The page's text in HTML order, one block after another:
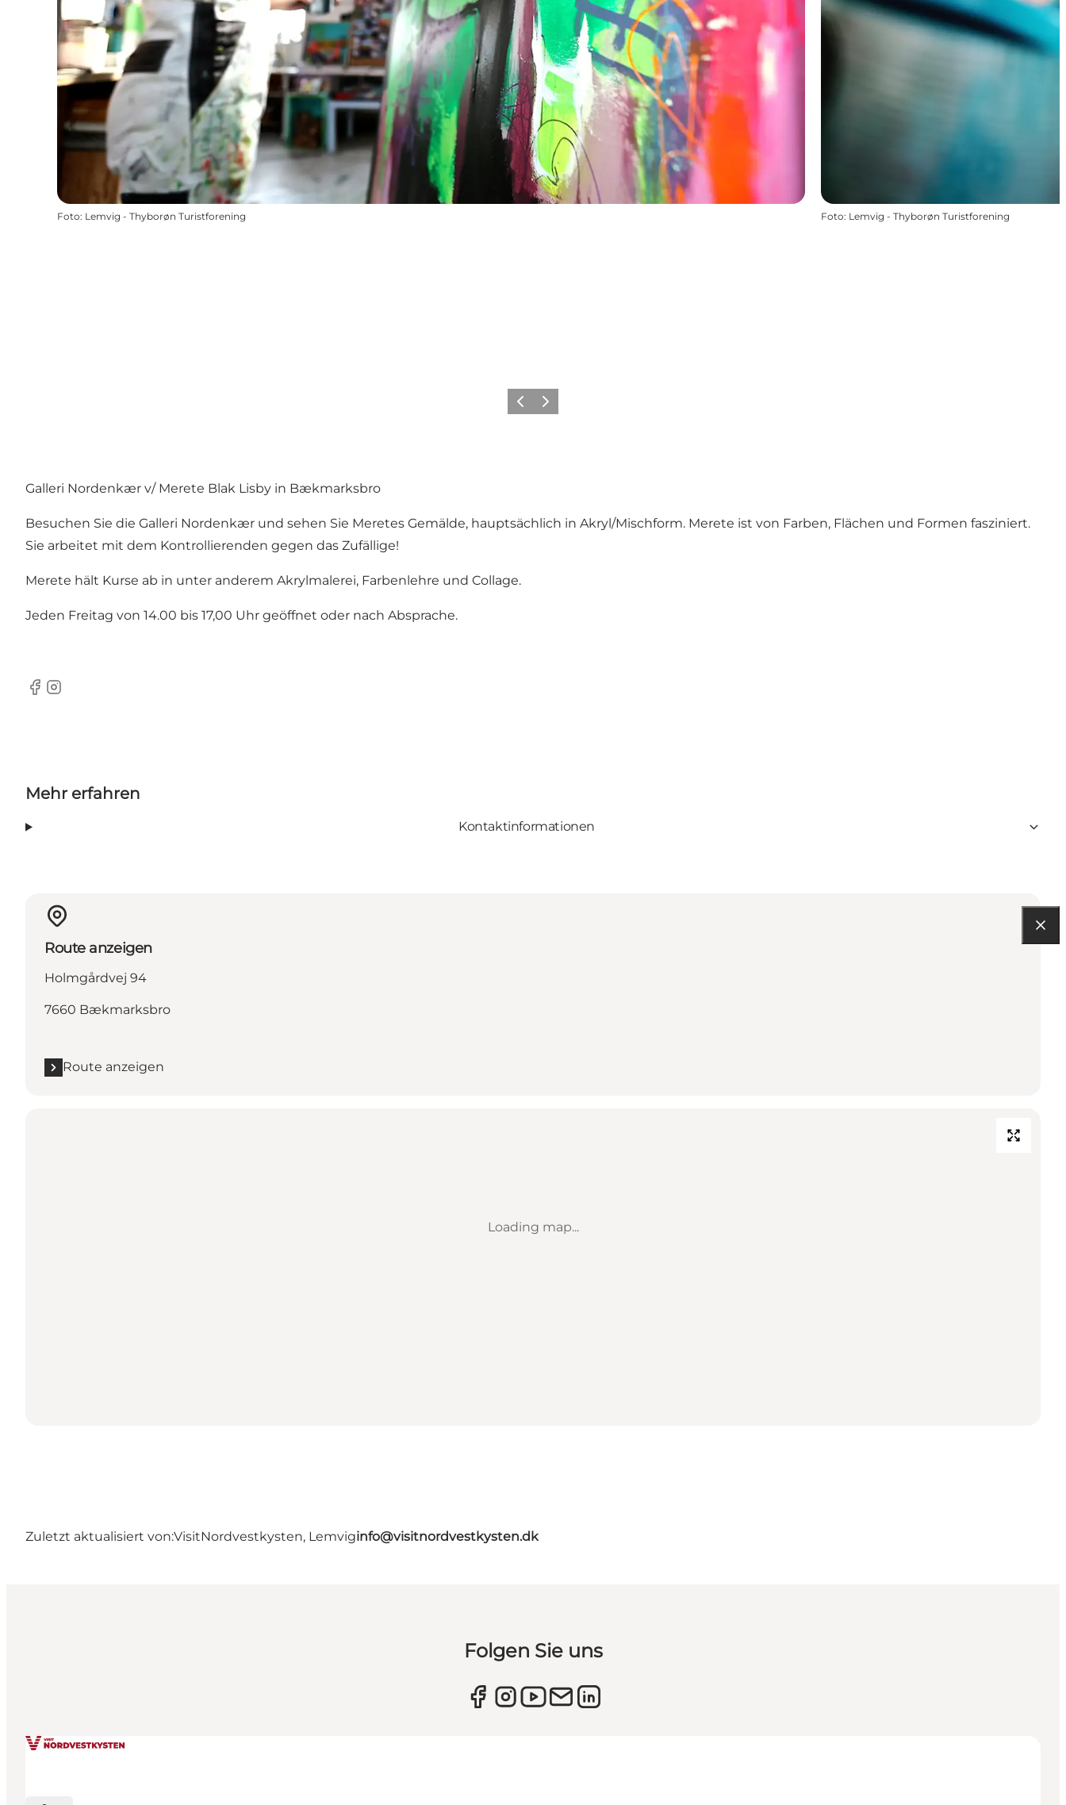
Foto: Lemvig - Thyborøn Turistforening Foto: Lemvig - Thyborøn Turistforening
ZurückWeiter
Galleri Nordenkær v/ Merete Blak Lisby in Bækmarksbro
Besuchen Sie die Galleri Nordenkær und sehen Sie Meretes Gemälde, hauptsächlich in Akryl/Mischform. Merete ist von Farben, Flächen und Formen fasziniert.
Sie arbeitet mit dem Kontrollierenden gegen das Zufällige!
Merete hält Kurse ab in unter anderem Akrylmalerei, Farbenlehre und Collage.
Jeden Freitag von 14.00 bis 17,00 Uhr geöffnet oder nach Absprache.
Facebook
Instagram
Mehr erfahren
Kontaktinformationen
Route anzeigen
Holmgårdvej 94
7660 Bækmarksbro
Route anzeigen
Loading map...
Zuletzt aktualisiert von:VisitNordvestkysten, Lemviginfo@visitnordvestkysten.dk
Folgen Sie uns